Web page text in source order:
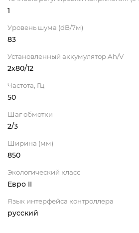
1
Уровень шума (dB/7м)
83
Установленный аккумулятор Ah/V
2х80/12
Частота, Гц
50
Шаг обмотки
2/3
Ширина (мм)
850
Экологический класс
Евро II
Язык интерфейса контроллера
русский